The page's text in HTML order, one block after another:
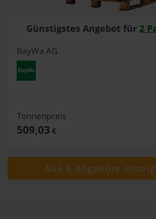
Günstigstes Angebot für 2
BayWa AG
Tonnenpreis
509,03 €
Alle 8 Angebote